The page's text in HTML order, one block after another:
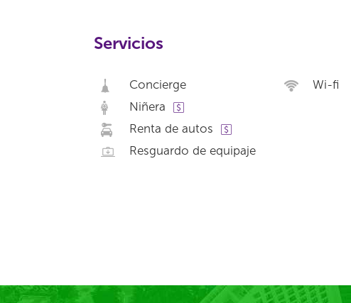
Servicios
Concierge
Niñera
Renta de autos
Resguardo de equipaje
Wi-fi